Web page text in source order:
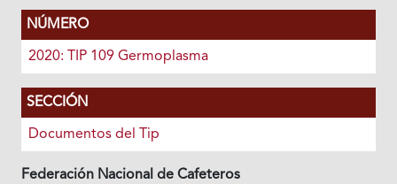
NÚMERO
2020: TIP 109 Germoplasma
SECCIÓN
Documentos del Tip
Federación Nacional de Cafeteros